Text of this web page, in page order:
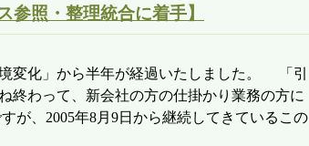
参照・整理統合に着手】
変化」から半年が経過いたしました。 「引
終わって、新会社の方の仕掛かり業務の方に
、2005年8月9日から継続してきているこの